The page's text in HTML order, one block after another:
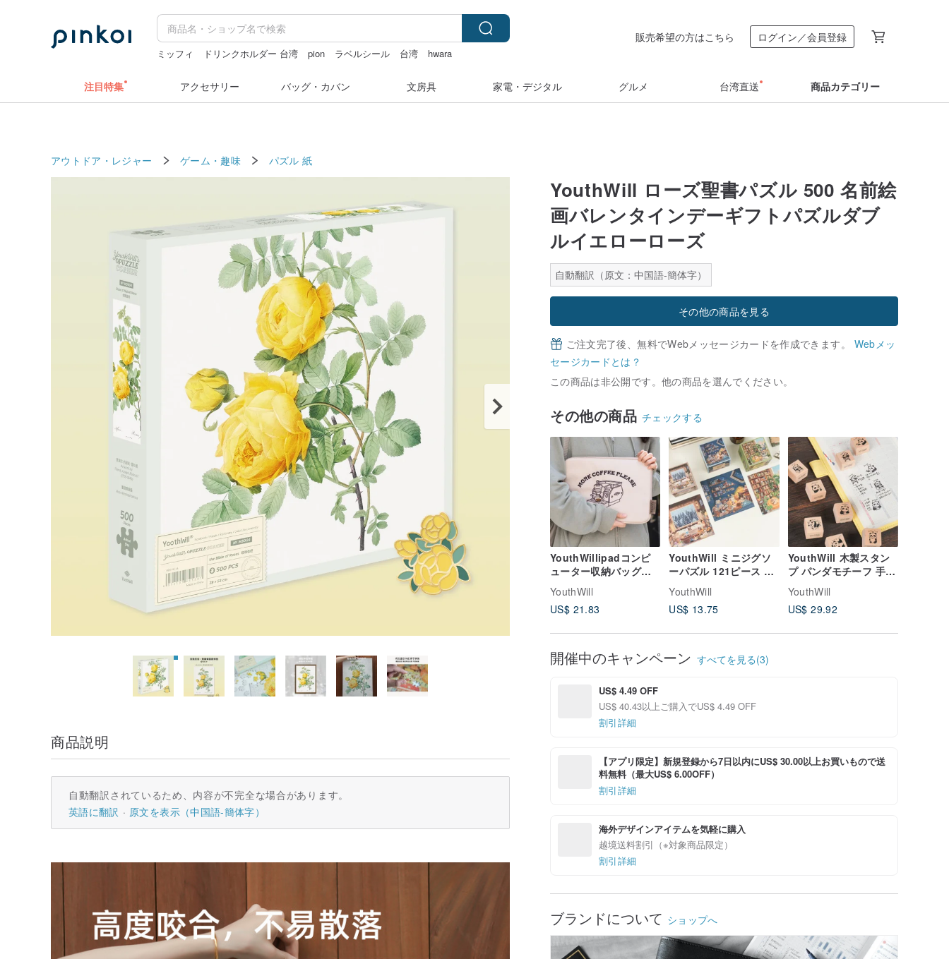
ミッフィ ドリンクホルダー 台湾 pion ラベルシール 台湾
hwara
販売希望の方はこちら ログイン／会員登録
注目特集 アクセサリー バッグ・カバン 文房具 家電・デジタル グルメ 台湾直送 商品カテゴリー
アウトドア・レジャー ゲーム・趣味 パズル 紙
YouthWill ローズ聖書パズル 500 名前絵
画バレンタインデーギフトパズルダブ
ルイエローローズ
自動翻訳（原文：中国語-簡体字）
その他の商品を見る
ご注文完了後、無料でWebメッセージカードを作成できます。 Webメッ
セージカードとは？
この商品は非公開です。他の商品を選んでください。
その他の商品 チェックする
YouthWillipadコンピ
ューター収納バッグイ
ーターバッグタブレッ
ト保護スリーブノート
YouthWill
US$ 21.83
YouthWill ミニジグソ
ーパズル 121ピース 小
フトボックス ギフト
YouthWill
US$ 13.75
YouthWill 木製スタン
プ パンダモチーフ 手帳
YouthWill
US$ 29.92
開催中のキャンペーン すべてを見る(3)
US$ 4.49 OFF
US$ 40.43以上ご購入でUS$ 4.49 OFF
割引詳細
【アプリ限定】新規登録から7日以内にUS$ 30.00以上お買いもので送
料無料（最大US$ 6.00OFF）
割引詳細
海外デザインアイテムを気軽に購入
越境送料割引（※対象商品限定）
割引詳細
ブランドについて ショップへ
商品説明
自動翻訳されているため、内容が不完全な場合があります。
英語に翻訳
原文を表示（中国語-簡体字）